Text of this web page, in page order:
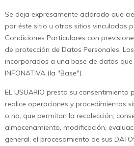
Se deja expresamente aclarado que
por éste sitio u otros sitios vinculados
Condiciones Particulares con
de protección de Datos Personales.
incorporados a una base de datos
INFONATIVA (la "Base").
EL USUARIO presta su consentimiento
realice operaciones y procedimientos
o no, que permitan la recolección,
almacenamiento, modificación,
general, el procesamiento de sus